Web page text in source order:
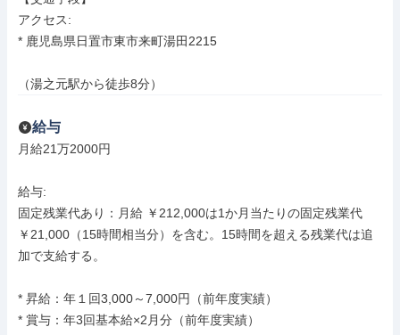
アクセス:
* 鹿児島県日置市東市来町湯田2215
（湯之元駅から徒歩8分）
給与
月給21万2000円
給与:
固定残業代あり：月給 ￥212,000は1か月当たりの固定残業代
￥21,000（15時間相当分）を含む。15時間を超える残業代は追
加で支給する。
* 昇給：年１回3,000～7,000円（前年度実績）
* 賞与：年3回基本給×2月分（前年度実績）